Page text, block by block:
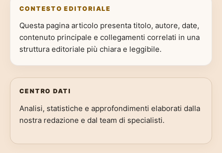
CONTESTO EDITORIALE
Questa pagina articolo presenta titolo, autore, date,
contenuto principale e collegamenti correlati in una
struttura editoriale più chiara e leggibile.
CENTRO DATI
Analisi, statistiche e approfondimenti elaborati dalla
nostra redazione e dal team di specialisti.